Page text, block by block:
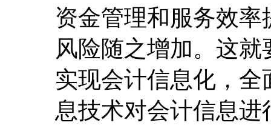
资金管理和服务效
风险随之增加。这
实现会计信息化，
息技术对会计信息